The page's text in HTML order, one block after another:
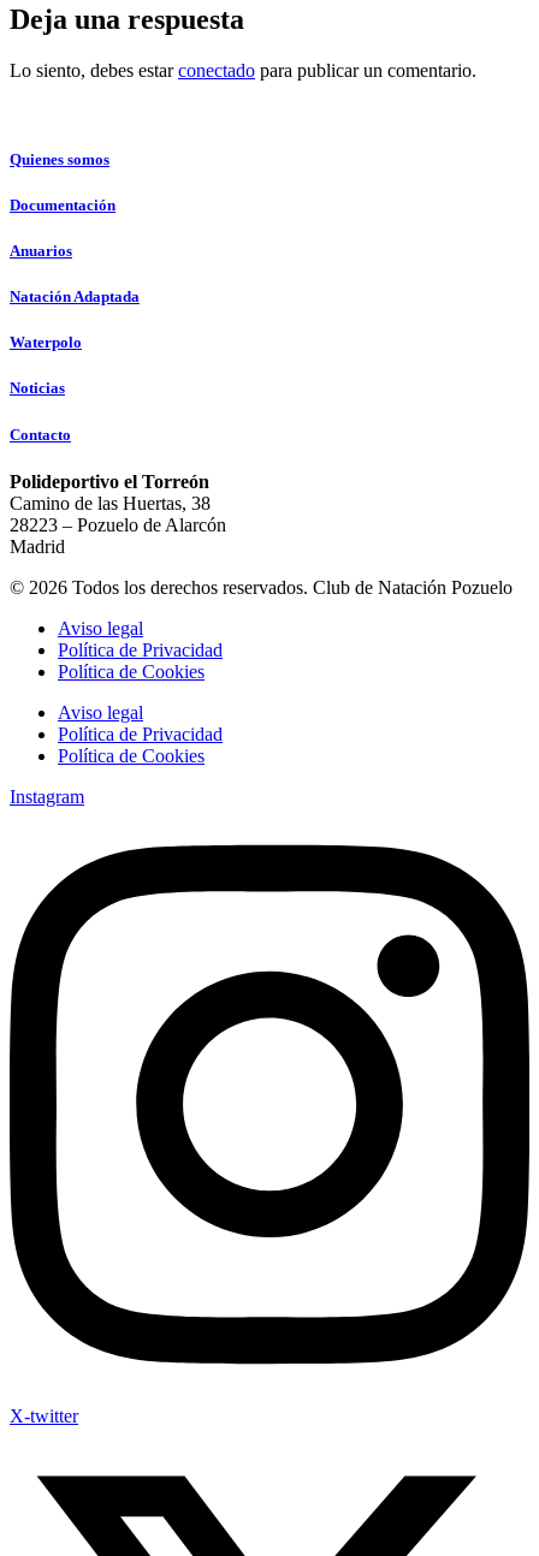
Deja una respuesta
Lo siento, debes estarconectado para publicar un comentario.
Quienes somos
Documentación
Anuarios
Natación Adaptada
Waterpolo
Noticias
Contacto
Polideportivo el Torreón
Camino de las Huertas, 38
28223 – Pozuelo de Alarcón
Madrid
© 2026 Todos los derechos reservados. Club de Natación Pozuelo
Aviso legal
Política de Privacidad
Política de Cookies
Aviso legal
Política de Privacidad
Política de Cookies
Instagram
X-twitter